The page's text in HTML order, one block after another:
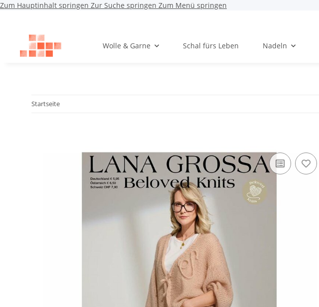
Zum Hauptinhalt springen Zur Suche springen Zum Menü springen
Wolle & Garne Schal fürs Leben Nadeln
Startseite